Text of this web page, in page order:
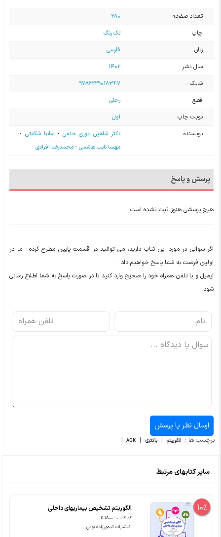
تعداد صفحه
280
چاپ
تک رنگ
زبان
فارسی
سال نشر
1402
شابک
9786229018347
قطع
رحلی
نوبت چاپ
اول
نویسنده
دکتر شاهین بلوری حنفی -ساینا شگفتی -
مهسا نایب هاشمی- محمدرضا افرادی
پرسش و پاسخ
هیچ پرسشی هنوز ثبت نشده است
اگر سوالی در مورد این کتاب دارید، می توانید در قسمت پایین مطرح کرده - ما در
اولین فرصت به شما پاسخ خواهیم داد .
ایمیل و یا تلفن همراه خود را صحیح وارد کنید تا در صورت پاسخ به شما اطلاع رسانی
شود
برچسب ها : الگوریتم | باکتری |
AGK
|
سایر کتابهای مرتبط
10% الگوریتم تشخیص بیماریهای داخلی
کد کتاب : 201800
انتشارات تیمورزاده نوین